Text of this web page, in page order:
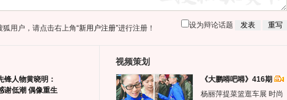
用户，请点击右上角“新用户注册”进行注册！ 设为辩论话题
锋人物黄晓明：
谢低潮 偶像重生
视频策划
《大鹏嘚吧嘚》416期
杨丽萍提菜篮逛车展 时尚